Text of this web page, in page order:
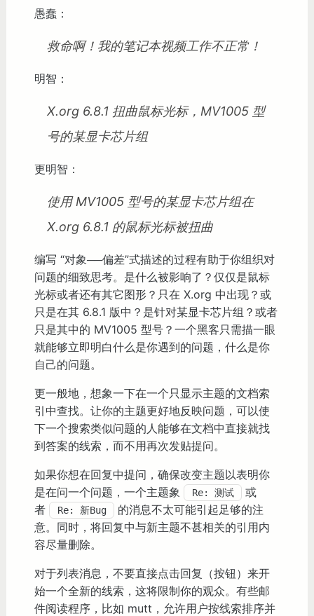
愚蠢：
救命啊！我的笔记本视频工作不正常！
明智：
X.org 6.8.1 扭曲鼠标光标，MV1005 型
号的某显卡芯片组
更明智：
使用 MV1005 型号的某显卡芯片组在
X.org 6.8.1 的鼠标光标被扭曲
编写 “对象──偏差”式描述的过程有助于你组织对
问题的细致思考。是什么被影响了？仅仅是鼠标
光标或者还有其它图形？只在 X.org 中出现？或
只是在其 6.8.1 版中？是针对某显卡芯片组？或者
只是其中的 MV1005 型号？一个黑客只需描一眼
就能够立即明白什么是你遇到的问题，什么是你
自己的问题。
更一般地，想象一下在一个只显示主题的文档索
引中查找。让你的主题更好地反映问题，可以使
下一个搜索类似问题的人能够在文档中直接就找
到答案的线索，而不用再次发贴提问。
如果你想在回复中提问，确保改变主题以表明你
是在问一个问题，一个主题象
Re: 测试
或
者
Re: 新Bug
的消息不太可能引起足够的注
意。同时，将回复中与新主题不甚相关的引用内
容尽量删除。
对于列表消息，不要直接点击回复（按钮）来开
始一个全新的线索，这将限制你的观众。有些邮
件阅读程序，比如 mutt，允许用户按线索排序并